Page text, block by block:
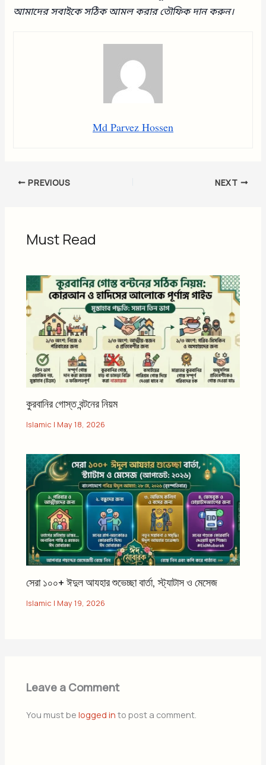
আমাদের সবাইকে সঠিক আমল করার তৌফিক দান করুন।
Md Parvez Hossen
PREVIOUS NEXT
Must Read
কুরবানির গোস্ত বন্টনের নিয়ম
Islamic | May 18, 2026
সেরা ১০০+ ঈদুল আযহার শুভেচ্ছা বার্তা, স্ট্যাটাস ও মেসেজ
Islamic | May 19, 2026
Leave a Comment
You must belogged in to post a comment.